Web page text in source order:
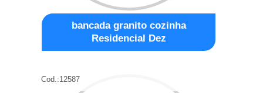
bancada granito cozinha
Residencial Dez
Cod.:12587